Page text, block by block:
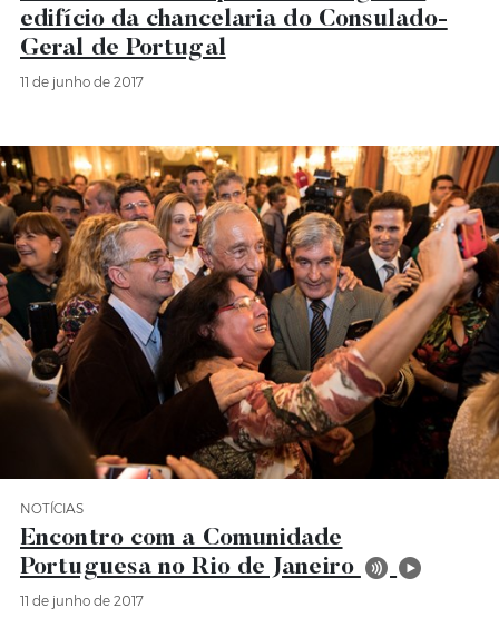
edifício da chancelaria do Consulado-
Geral de Portugal
11 de junho de 2017
Categoria Notícias
NOTÍCIAS
Encontro com a Comunidade
Portuguesa no Rio de Janeiro
11 de junho de 2017